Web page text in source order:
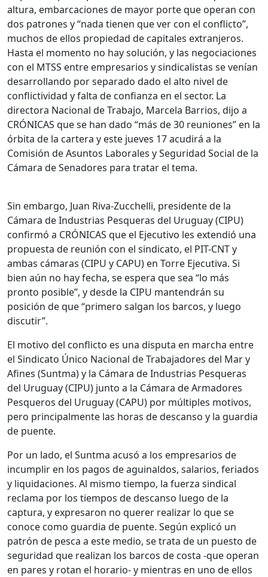
altura, embarcaciones de mayor porte que operan con
dos patrones y “nada tienen que ver con el conflicto”,
muchos de ellos propiedad de capitales extranjeros.
Hasta el momento no hay solución, y las negociaciones
con el MTSS entre empresarios y sindicalistas se venían
desarrollando por separado dado el alto nivel de
conflictividad y falta de confianza en el sector. La
directora Nacional de Trabajo, Marcela Barrios, dijo a
CRÓNICAS que se han dado “más de 30 reuniones” en la
órbita de la cartera y este jueves 17 acudirá a la
Comisión de Asuntos Laborales y Seguridad Social de la
Cámara de Senadores para tratar el tema.
Sin embargo, Juan Riva-Zucchelli, presidente de la
Cámara de Industrias Pesqueras del Uruguay (CIPU)
confirmó a CRÓNICAS que el Ejecutivo les extendió una
propuesta de reunión con el sindicato, el PIT-CNT y
ambas cámaras (CIPU y CAPU) en Torre Ejecutiva. Si
bien aún no hay fecha, se espera que sea “lo más
pronto posible”, y desde la CIPU mantendrán su
posición de que “primero salgan los barcos, y luego
discutir”.
El motivo del conflicto es una disputa en marcha entre
el Sindicato Único Nacional de Trabajadores del Mar y
Afines (Suntma) y la Cámara de Industrias Pesqueras
del Uruguay (CIPU) junto a la Cámara de Armadores
Pesqueros del Uruguay (CAPU) por múltiples motivos,
pero principalmente las horas de descanso y la guardia
de puente.
Por un lado, el Suntma acusó a los empresarios de
incumplir en los pagos de aguinaldos, salarios, feriados
y liquidaciones. Al mismo tiempo, la fuerza sindical
reclama por los tiempos de descanso luego de la
captura, y expresaron no querer realizar lo que se
conoce como guardia de puente. Según explicó un
patrón de pesca a este medio, se trata de un puesto de
seguridad que realizan los barcos de costa -que operan
en pares y rotan el horario- y mientras en uno de ellos